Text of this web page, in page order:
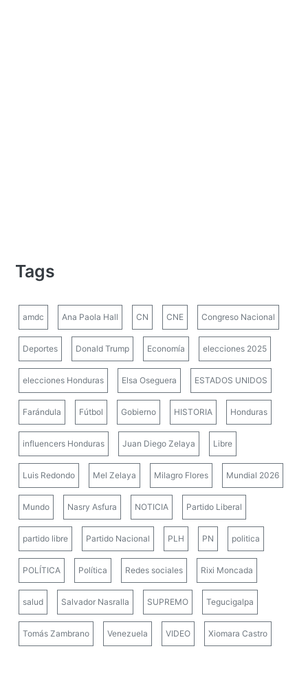
Tags
amdc Ana Paola Hall CN CNE Congreso Nacional
Deportes Donald Trump Economía elecciones 2025
elecciones Honduras Elsa Oseguera ESTADOS UNIDOS
Farándula Fútbol Gobierno HISTORIA Honduras
influencers Honduras Juan Diego Zelaya Libre
Luis Redondo Mel Zelaya Milagro Flores Mundial 2026
Mundo Nasry Asfura NOTICIA Partido Liberal
partido libre Partido Nacional PLH PN politica
POLÍTICA Política Redes sociales Rixi Moncada
salud Salvador Nasralla SUPREMO Tegucigalpa
Tomás Zambrano Venezuela VIDEO Xiomara Castro